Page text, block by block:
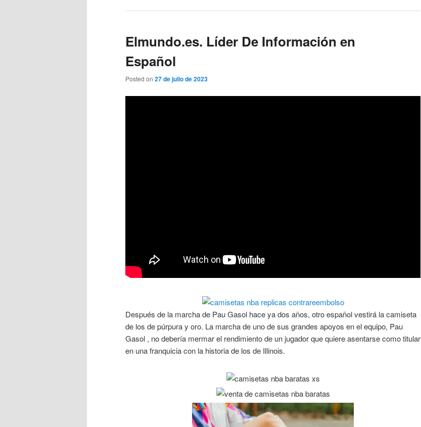
Elmundo.es. Líder De Información en
Español
Posted on 27 de julio de 2023
Después de la marcha de Pau Gasol hace ya dos años, otro español vestirá la camiseta
de los de púrpura y oro. La marcha de uno de sus grandes apoyos en el equipo, Pau
Gasol , no debería mermar el rendimiento de un jugador que quiere asentarse como titular
en una franquicia con la historia de los de Illinois.